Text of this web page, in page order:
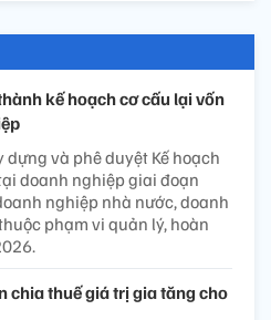
kế hoạch cơ cấu lại vốn
và phê duyệt Kế hoạch
doanh nghiệp giai đoạn
nghiệp nhà nước, doanh
phạm vi quản lý, hoàn
chia thuế giá trị gia tăng cho